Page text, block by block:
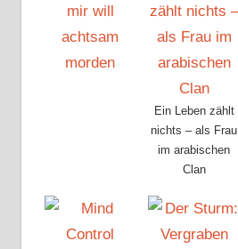
Ein Leben zählt
nichts – als Frau
im arabischen
Clan